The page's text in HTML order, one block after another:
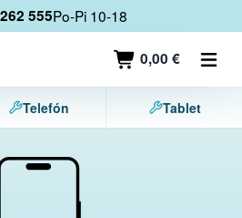
555Po-Pi 10-18
0,00 €
Telefón Tablet